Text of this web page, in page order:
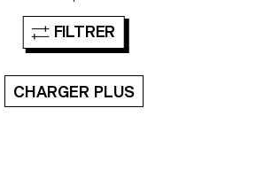
qui
passé
Sun »
et
lignes
de
installer. Ces structures sont
destinées à être implantées
autour des arbres dans des
d’écoles, là où l’activité
humaine se confronte aux
espaces verts.
FILTRER
CHARGER PLUS